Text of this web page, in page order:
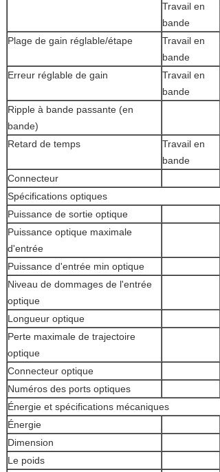
Travail en
bande
Plage de gain réglable/étape
Travail en
bande
Erreur réglable de gain
Travail en
bande
Ripple à bande passante (en
bande)
Retard de temps
Travail en
bande
Connecteur
Spécifications optiques
Puissance de sortie optique
Puissance optique maximale
d'entrée
Puissance d'entrée min optique
Niveau de dommages de l'entrée
optique
Longueur optique
Perte maximale de trajectoire
optique
Connecteur optique
Numéros des ports optiques
Énergie et spécifications mécaniques
Énergie
Dimension
Le poids